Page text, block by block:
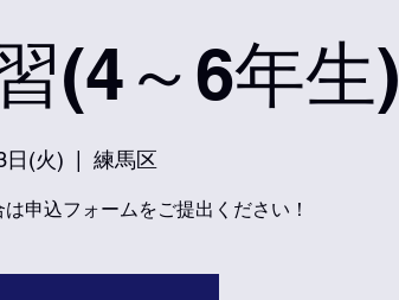
(4～6年生)
日(火) 練馬区
申込フォームをご提出ください！